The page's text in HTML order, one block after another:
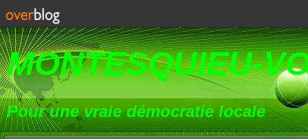
MONTESQUIEU-
Pour une vraie démocratie locale